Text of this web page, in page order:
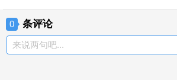
0 条评论
来说两句吧...